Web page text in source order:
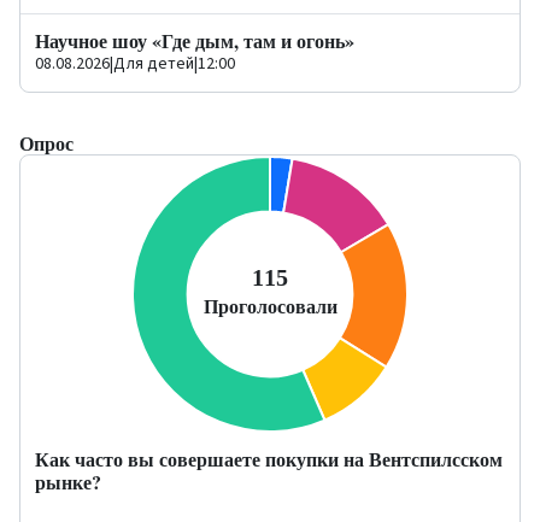
Научное шоу «Где дым, там и огонь»
08.08.2026|Для детей|12:00
Опрос
Как часто вы совершаете покупки на Вентспилсском
рынке?